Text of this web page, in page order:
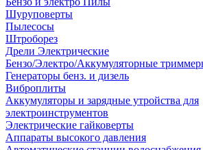
Шуруповерты
Пылесосы
Штроборез
Дрели Электрические
Бензо/Электро/Аккумуляторные
Генераторы бенз. и дизель
Виброплиты
Аккумуляторы и зарядные утройства для
электроинструментов
Электрические гайковерты
Аппараты высокого давления